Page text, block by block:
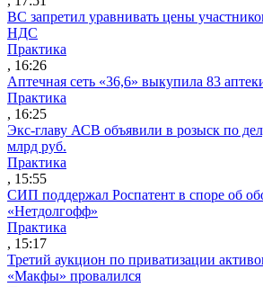
ВС запретил уравнивать цены
НДС
Практика
, 16:26
Аптечная сеть «36,6» выкупила 83
Практика
, 16:25
Экс-главу АСВ объявили в розыск по
млрд руб.
Практика
, 15:55
СИП поддержал Роспатент в споре об
«Нетдолгофф»
Практика
, 15:17
Третий аукцион по приватизации
«Макфы» провалился